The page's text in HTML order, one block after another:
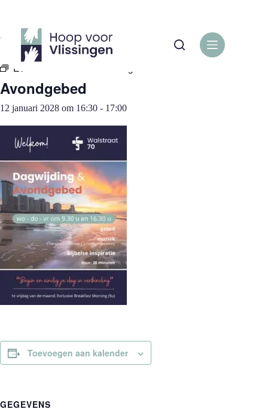
inhoud
« Alle Evenementen
Evenementenreeks:
Avondgebed
12 januari 2028 om 16:30 - 17:00
Toevoegen aan kalender
GEGEVENS